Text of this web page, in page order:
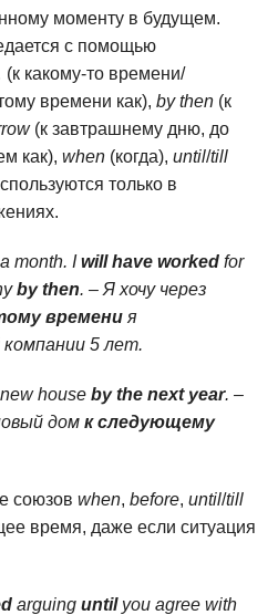
моменту в будущем.
с помощью
какому-то времени/
времени как), by then (к
(к завтрашнему дню, до
как), when (когда), until/till
только в
month. Iwill have worked for
by then. – Я хочу через
времени я
компании 5 лет.
house by the next year. –
дом к следующему
союзов when, before, until/till
время, даже если ситуация
arguing untilyou agree with